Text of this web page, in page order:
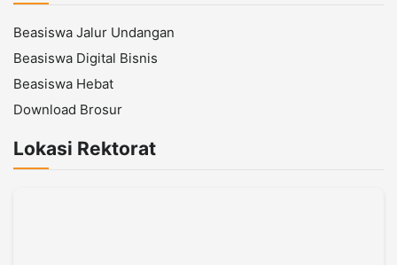
Beasiswa Jalur Undangan
Beasiswa Digital Bisnis
Beasiswa Hebat
Download Brosur
Lokasi Rektorat